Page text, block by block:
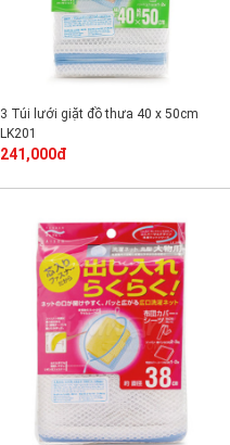
3 Túi lưới giặt đồ thưa 40 x 50cm
LK201
241,000đ